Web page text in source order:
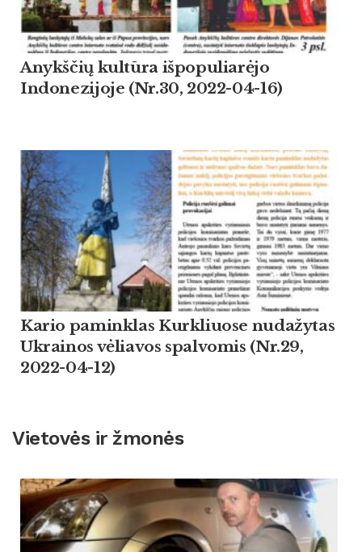
Anykščių kultūra išpopuliarėjo
Indonezijoje (Nr.30, 2022-04-16)
Kario paminklas Kurkliuose nudažytas
Ukrainos vėliavos spalvomis (Nr.29,
2022-04-12)
Vietovės ir žmonės